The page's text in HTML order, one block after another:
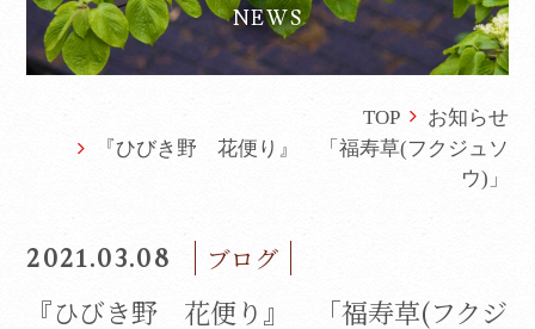
NEWS
TOP
お知らせ
『ひびき野 花便り』 「福寿草(フクジュソ
ウ)」
2021.03.08 ブログ
『ひびき野 花便り』 「福寿草(フクジ